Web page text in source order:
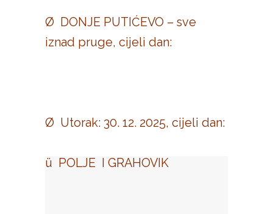
Ø DONJE PUTIĆEVO – sve
iznad pruge, cijeli dan:
Ø Utorak: 30. 12. 2025, cijeli dan:
ü POLJE I GRAHOVIK